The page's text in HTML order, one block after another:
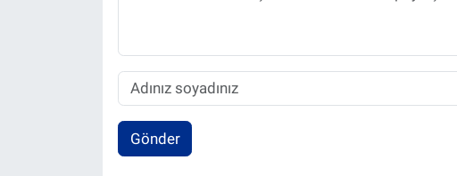
Gönder